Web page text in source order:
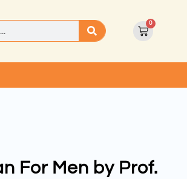
0
For Men by Prof.